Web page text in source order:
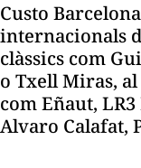
Custo
internacionals
clàssics com
o Txell Miras,
com Eñaut,
Alvaro Calafat,